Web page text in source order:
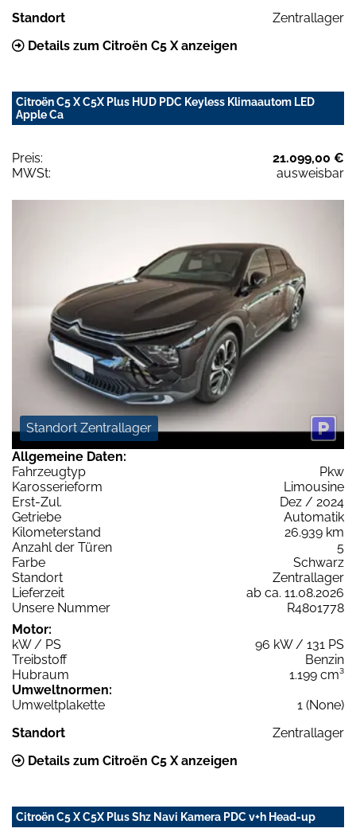
Standort
Zentrallager
Details zum Citroën C5 X anzeigen
Citroën C5 X C5X Plus HUD PDC Keyless Klimaautom LED
Apple Ca
Preis:
21.099,00 €
MWSt:
ausweisbar
Standort Zentrallager
Allgemeine Daten:
Fahrzeugtyp
Pkw
Karosserieform
Limousine
Erst-Zul.
Dez / 2024
Getriebe
Automatik
Kilometerstand
26.939 km
Anzahl der Türen
5
Farbe
Schwarz
Standort
Zentrallager
Lieferzeit
ab ca. 11.08.2026
Unsere Nummer
R4801778
Motor:
kW / PS
96 kW / 131 PS
Treibstoff
Benzin
Hubraum
1.199 cm³
Umweltnormen:
Umweltplakette
1 (None)
Standort
Zentrallager
Details zum Citroën C5 X anzeigen
Citroën C5 X C5X Plus Shz Navi Kamera PDC v+h Head-up